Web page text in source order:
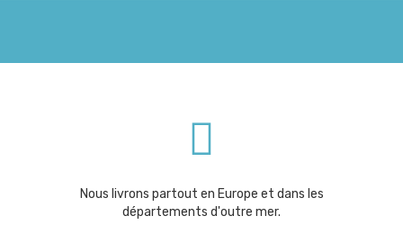
Nous livrons partout en Europe et dans les
départements d'outre mer.